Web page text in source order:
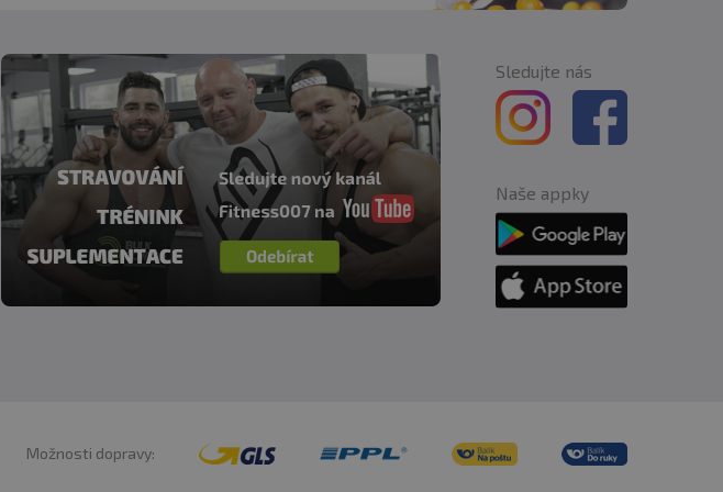
nevhodným skladovaním a použitím.
sútučne zvýraznené.
Sledujte nás
Naše appky
Možnosti dopravy: